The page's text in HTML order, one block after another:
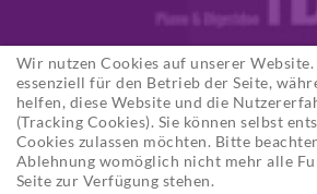
Wir nutzen Cookies auf unserer
essenziell für den Betrieb der Seite,
helfen, diese Website und die
(Tracking Cookies). Sie können selbst
Cookies zulassen möchten. Bitte
Ablehnung womöglich nicht mehr alle
Seite zur Verfügung stehen.